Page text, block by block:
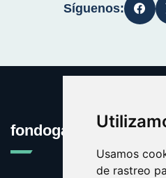
Usamos
de rastreo
Síguenos:
fondogarantia.com